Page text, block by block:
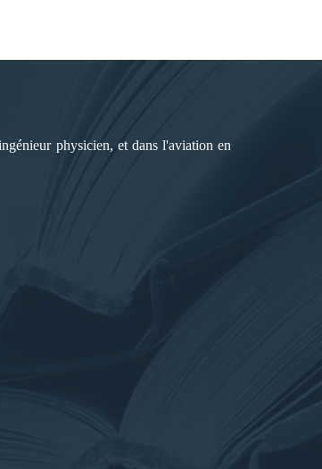
physicien, et dans l'aviation en